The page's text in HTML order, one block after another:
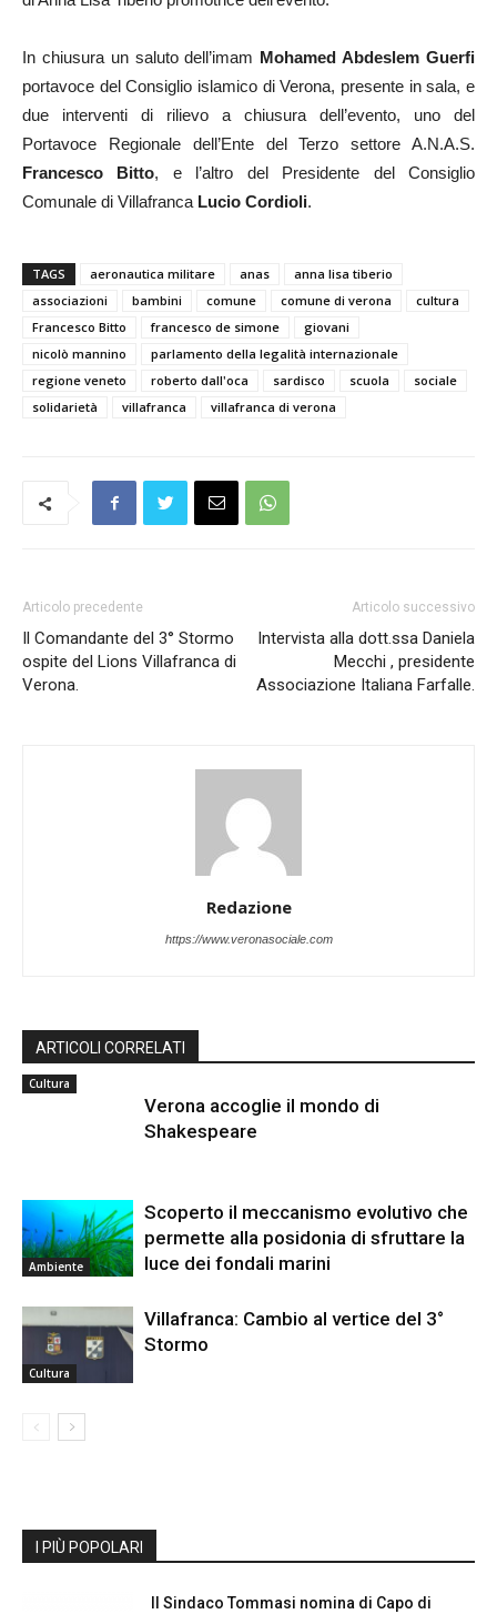
In chiusura un saluto dell’imam Mohamed Abdeslem Guerfi
portavoce del Consiglio islamico di Verona, presente in sala, e
due interventi di rilievo a chiusura dell’evento, uno del
Portavoce Regionale dell’Ente del Terzo settore A.N.A.S.
Francesco Bitto, e l’altro del Presidente del Consiglio
Comunale di Villafranca Lucio Cordioli.
TAGS aeronautica militare anas
anna lisa tiberio
associazioni
bambini comune comune di verona
cultura
Francesco Bitto
francesco de simone
giovani
nicolò mannino
parlamento della legalità internazionale
regione veneto
roberto dall'oca sardisco scuola
sociale
solidarietà
villafranca villafranca di verona
Articolo precedente
Il Comandante del 3° Stormo
ospite del Lions Villafranca di
Verona.
Articolo successivo
Intervista alla dott.ssa Daniela
Mecchi , presidente
Associazione Italiana Farfalle.
Redazione
https://www.veronasociale.com
ARTICOLI CORRELATI
Cultura
Verona accoglie il mondo di
Shakespeare
Ambiente
Scoperto il meccanismo evolutivo che
permette alla posidonia di sfruttare la
luce dei fondali marini
Cultura
Villafranca: Cambio al vertice del 3°
Stormo
I PIÙ POPOLARI
Il Sindaco Tommasi nomina di Capo di